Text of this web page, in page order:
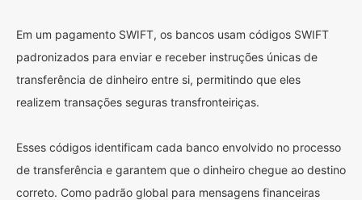
Em um pagamento SWIFT, os bancos usam códigos SWIFT
padronizados para enviar e receber instruções únicas de
transferência de dinheiro entre si, permitindo que eles
realizem transações seguras transfronteiriças.
Esses códigos identificam cada banco envolvido no processo
de transferência e garantem que o dinheiro chegue ao destino
correto. Como padrão global para mensagens financeiras